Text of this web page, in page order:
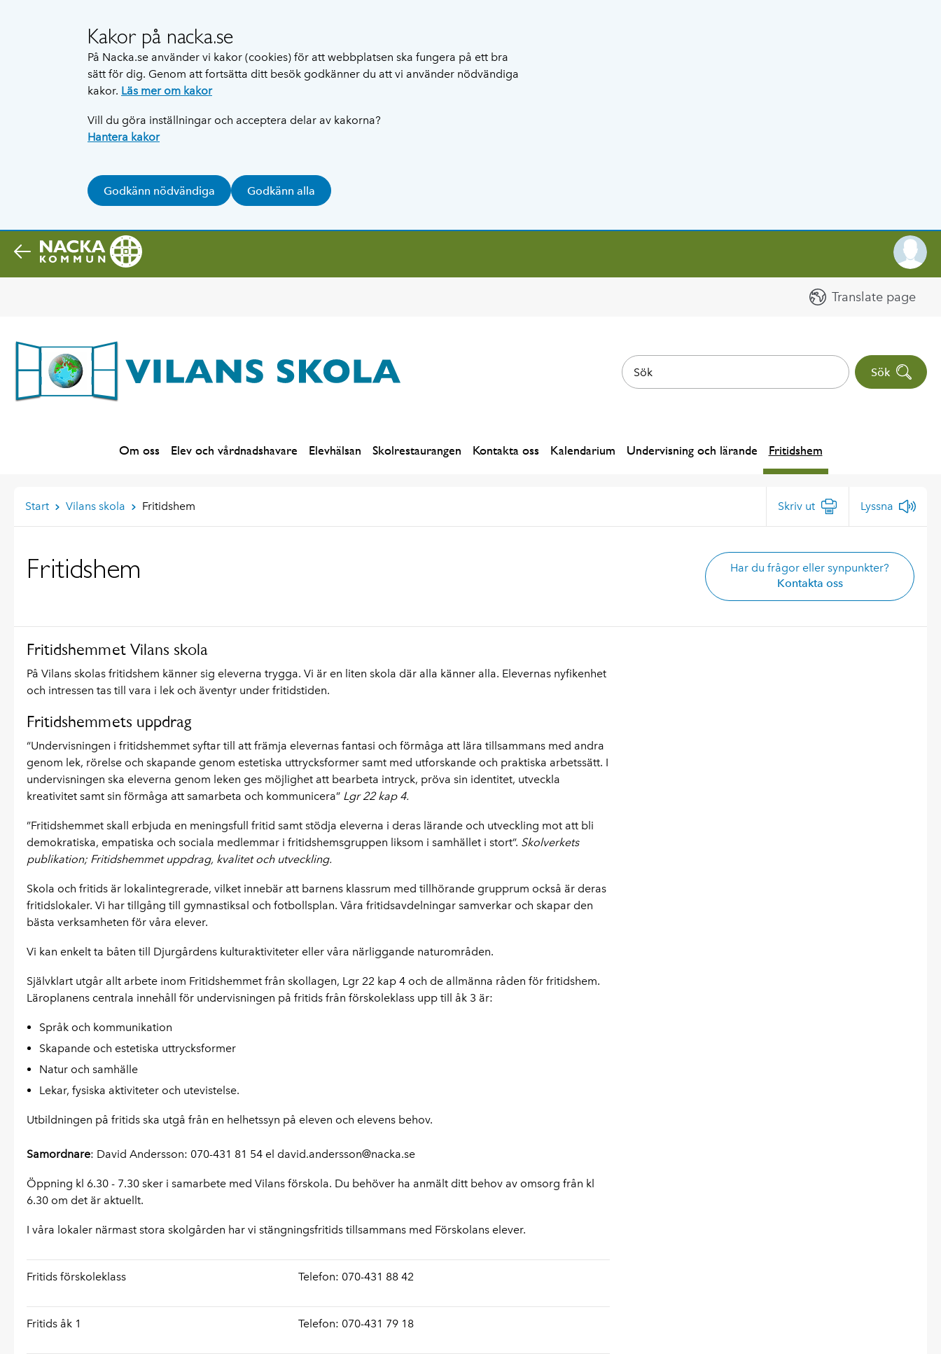
Kakor på nacka.se
På Nacka.se använder vi kakor (cookies) för att webbplatsen ska fungera på ett bra
sätt för dig. Genom att fortsätta ditt besök godkänner du att vi använder nödvändiga
kakor. Läs mer om kakor
Vill du göra inställningar och acceptera delar av kakorna?
Hantera kakor
Godkänn nödvändiga Godkänn alla
Translate page
Sök
Om oss Elev och vårdnadshavare Elevhälsan Skolrestaurangen Kontakta oss Kalendarium Undervisning och lärande Fritidshem
Start Vilans skola Fritidshem Skriv ut Lyssna
Fritidshem
Har du frågor eller synpunkter?
Kontakta oss
Fritidshemmet Vilans skola
På Vilans skolas fritidshem känner sig eleverna trygga. Vi är en liten skola där alla känner alla. Elevernas nyfikenhet
och intressen tas till vara i lek och äventyr under fritidstiden.
Fritidshemmets uppdrag
“Undervisningen i fritidshemmet syftar till att främja elevernas fantasi och förmåga att lära tillsammans med andra
genom lek, rörelse och skapande genom estetiska uttrycksformer samt med utforskande och praktiska arbetssätt. I
undervisningen ska eleverna genom leken ges möjlighet att bearbeta intryck, pröva sin identitet, utveckla
kreativitet samt sin förmåga att samarbeta och kommunicera” Lgr 22 kap 4.
”Fritidshemmet skall erbjuda en meningsfull fritid samt stödja eleverna i deras lärande och utveckling mot att bli
demokratiska, empatiska och sociala medlemmar i fritidshemsgruppen liksom i samhället i stort”. Skolverkets
publikation; Fritidshemmet uppdrag, kvalitet och utveckling.
Skola och fritids är lokalintegrerade, vilket innebär att barnens klassrum med tillhörande grupprum också är deras
fritidslokaler. Vi har tillgång till gymnastiksal och fotbollsplan. Våra fritidsavdelningar samverkar och skapar den
bästa verksamheten för våra elever.
Vi kan enkelt ta båten till Djurgårdens kulturaktiviteter eller våra närliggande naturområden.
Självklart utgår allt arbete inom Fritidshemmet från skollagen, Lgr 22 kap 4 och de allmänna råden för fritidshem.
Läroplanens centrala innehåll för undervisningen på fritids från förskoleklass upp till åk 3 är:
Språk och kommunikation
Skapande och estetiska uttrycksformer
Natur och samhälle
Lekar, fysiska aktiviteter och utevistelse.
Utbildningen på fritids ska utgå från en helhetssyn på eleven och elevens behov.
Samordnare: David Andersson: 070-431 81 54 el david.andersson@nacka.se
Öppning kl 6.30 - 7.30 sker i samarbete med Vilans förskola. Du behöver ha anmält ditt behov av omsorg från kl
6.30 om det är aktuellt.
I våra lokaler närmast stora skolgården har vi stängningsfritids tillsammans med Förskolans elever.
Fritids förskoleklass Telefon: 070-431 88 42
Fritids åk 1 Telefon: 070-431 79 18